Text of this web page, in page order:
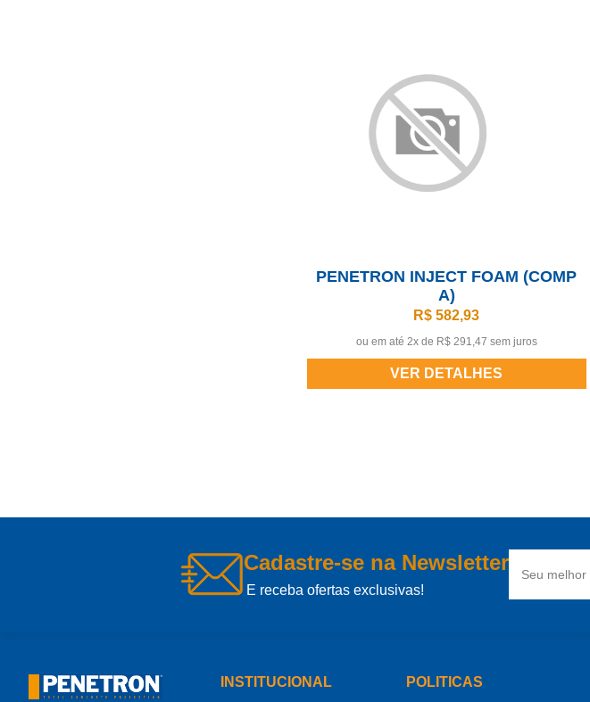
PENETRON INJECT FOAM (COMP
A)
R$ 582,93
ou em até 2x de R$ 291,47 sem juros
VER DETALHES
Cadastre-se na Newsletter
E receba ofertas exclusivas!
INSTITUCIONAL POLITICAS